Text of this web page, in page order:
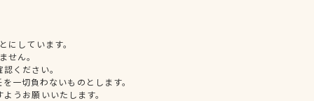
しています。
せん。
ください。
一切負わないものとします。
うお願いいたします。